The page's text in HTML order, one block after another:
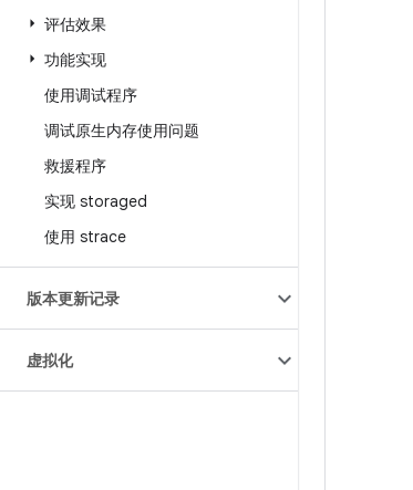
评估效果
功能实现
使用调试程序
调试原生内存使用问题
救援程序
实现 storaged
使用 strace
版本更新记录
虚拟化